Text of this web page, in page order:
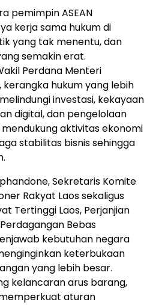
pemimpin ASEAN
kerja sama hukum di
yang tak menentu, dan
semakin erat.
Perdana Menteri
kerangka hukum yang lebih
investasi, kekayaan
digital, dan pengelolaan
aktivitas ekonomi
stabilitas bisnis sehingga
Sekretaris Komite
Rakyat Laos sekaligus
Tertinggi Laos, Perjanjian
Bebas
kebutuhan negara
keterbukaan
yang lebih besar.
kelancaran arus barang,
aturan